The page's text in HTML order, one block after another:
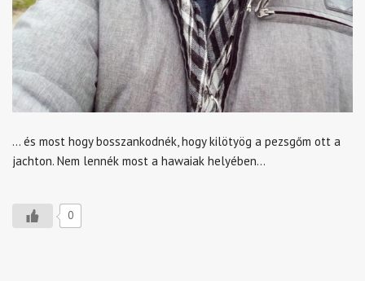
… és most hogy bosszankodnék, hogy kilötyög a pezsgőm ott a
jachton. Nem lennék most a hawaiak helyében…
0